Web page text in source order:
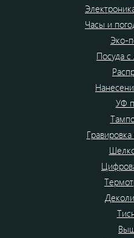
Часы и
Эко-
Посуда с
УФ